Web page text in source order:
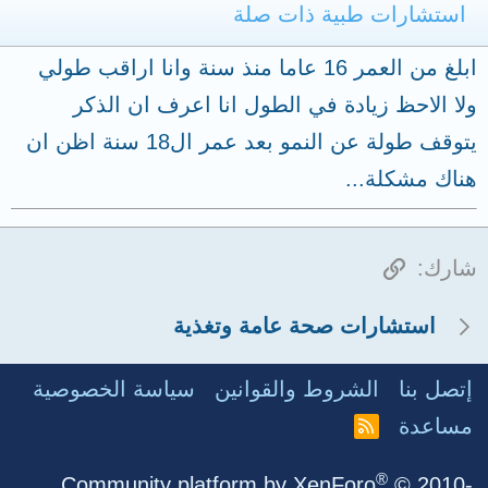
استشارات طبية ذات صلة
ابلغ من العمر 16 عاما منذ سنة وانا اراقب طولي
ولا الاحظ زيادة في الطول انا اعرف ان الذكر
يتوقف طولة عن النمو بعد عمر ال18 سنة اظن ان
هناك مشكلة...
شارك: الرابط
استشارات صحة عامة وتغذية
إتصل بنا الشروط والقوانين
سياسة الخصوصية
مساعدة
R
S
®